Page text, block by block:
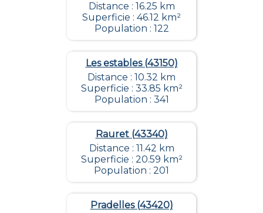
Distance : 16.25 km
Superficie : 46.12 km²
Population : 122
Les estables (43150)
Distance : 10.32 km
Superficie : 33.85 km²
Population : 341
Rauret (43340)
Distance : 11.42 km
Superficie : 20.59 km²
Population : 201
Pradelles (43420)